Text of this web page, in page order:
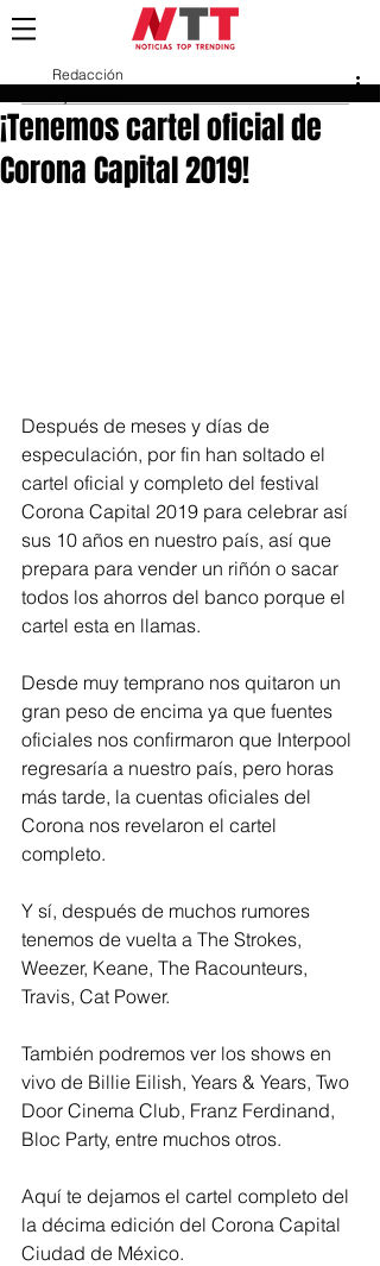
¡Tenemos cartel oficial de
Corona Capital 2019!
Redacción
Después de meses y días de
especulación, por fin han soltado el
cartel oficial y completo del festival
Corona Capital 2019 para celebrar así
sus 10 años en nuestro país, así que
prepara para vender un riñón o sacar
todos los ahorros del banco porque el
cartel esta en llamas.
Desde muy temprano nos quitaron un
gran peso de encima ya que fuentes
oficiales nos confirmaron que Interpool
regresaría a nuestro país, pero horas
más tarde, la cuentas oficiales del
Corona nos revelaron el cartel
completo.
Y sí, después de muchos rumores
tenemos de vuelta a The Strokes,
Weezer, Keane, The Racounteurs,
Travis, Cat Power.
También podremos ver los shows en
vivo de Billie Eilish, Years & Years, Two
Door Cinema Club, Franz Ferdinand,
Bloc Party, entre muchos otros.
Aquí te dejamos el cartel completo del
la décima edición del Corona Capital
Ciudad de México.